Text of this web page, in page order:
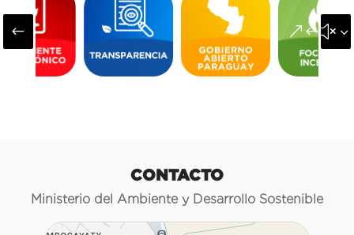
#
CONTACTO
Ministerio del Ambiente y Desarrollo Sostenible